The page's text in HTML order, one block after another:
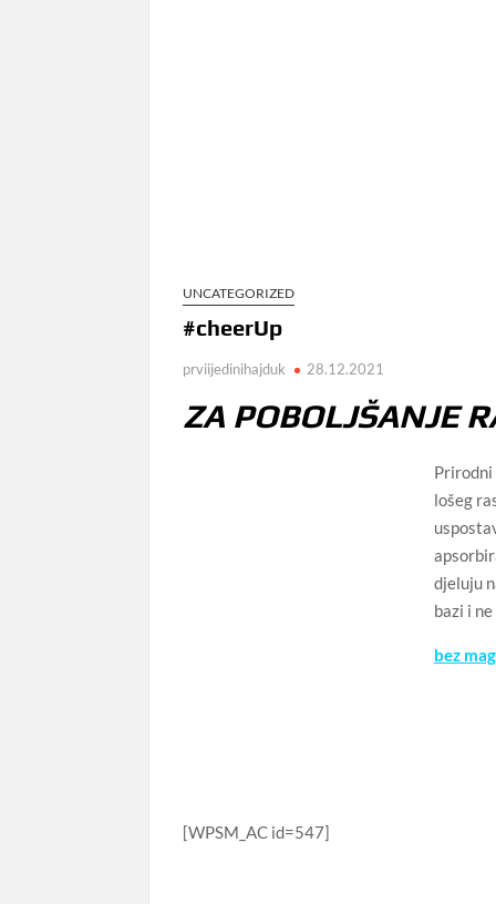
UNCATEGORIZED
#cheerUp
prviijedinihajduk 28.12.2021
ZA POBOLJŠANJE
Prirodni
lošeg
djeluju
bazi i
bez
[WPSM_AC id=547]